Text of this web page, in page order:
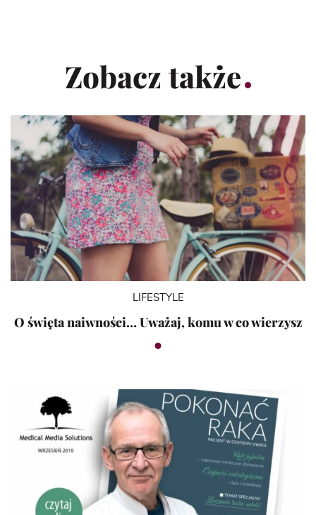
Zobacz także
LIFESTYLE
O święta naiwności… Uważaj, komu w co wierzysz